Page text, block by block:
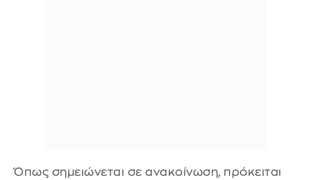
Όπως σημειώνεται σε ανακοίνωση, πρόκειται